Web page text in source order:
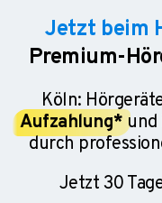
Jetzt beim
Premium-
Köln:
Aufzahlung* und
durch
Jetzt 30